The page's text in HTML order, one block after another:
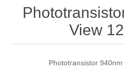
View
Phototransistor